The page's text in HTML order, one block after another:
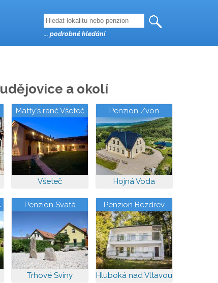
a okolí
Matty´s ranč Všeteč
Všeteč
Penzion Zvon
Hojná Voda
Penzion Svatá
Trhové Sviny
Penzion Bezdrev
Hluboká nad Vltavou
... podrobné hledání